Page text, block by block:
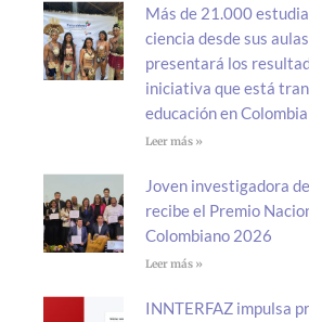
Más de 21.000
ciencia desde sus
presentará los
iniciativa que está
educación en Colombia
Leer más »
Joven investigadora
recibe el Premio
Colombiano 2026
Leer más »
INNTERFAZ impulsa